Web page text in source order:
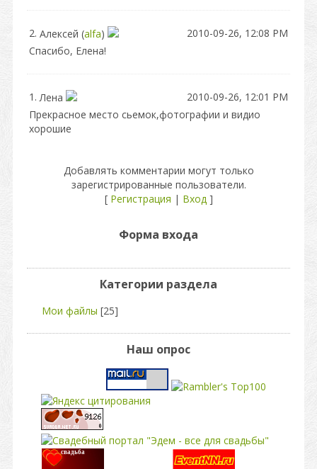
2. Алексей (alfa)
2010-09-26, 12:08 PM
Спасибо, Елена!
1. Лена
2010-09-26, 12:01 PM
Прекрасное место сьемок,фотографии и видио
хорошие
Добавлять комментарии могут только
зарегистрированные пользователи.
[ Регистрация | Вход]
Форма входа
Категории раздела
Мои файлы [25]
Наш опрос
свадьба